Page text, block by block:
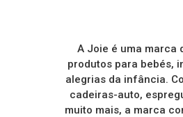
A Joie é uma marca
produtos para bebés,
alegrias da infância.
cadeiras-auto,
muito mais, a marca